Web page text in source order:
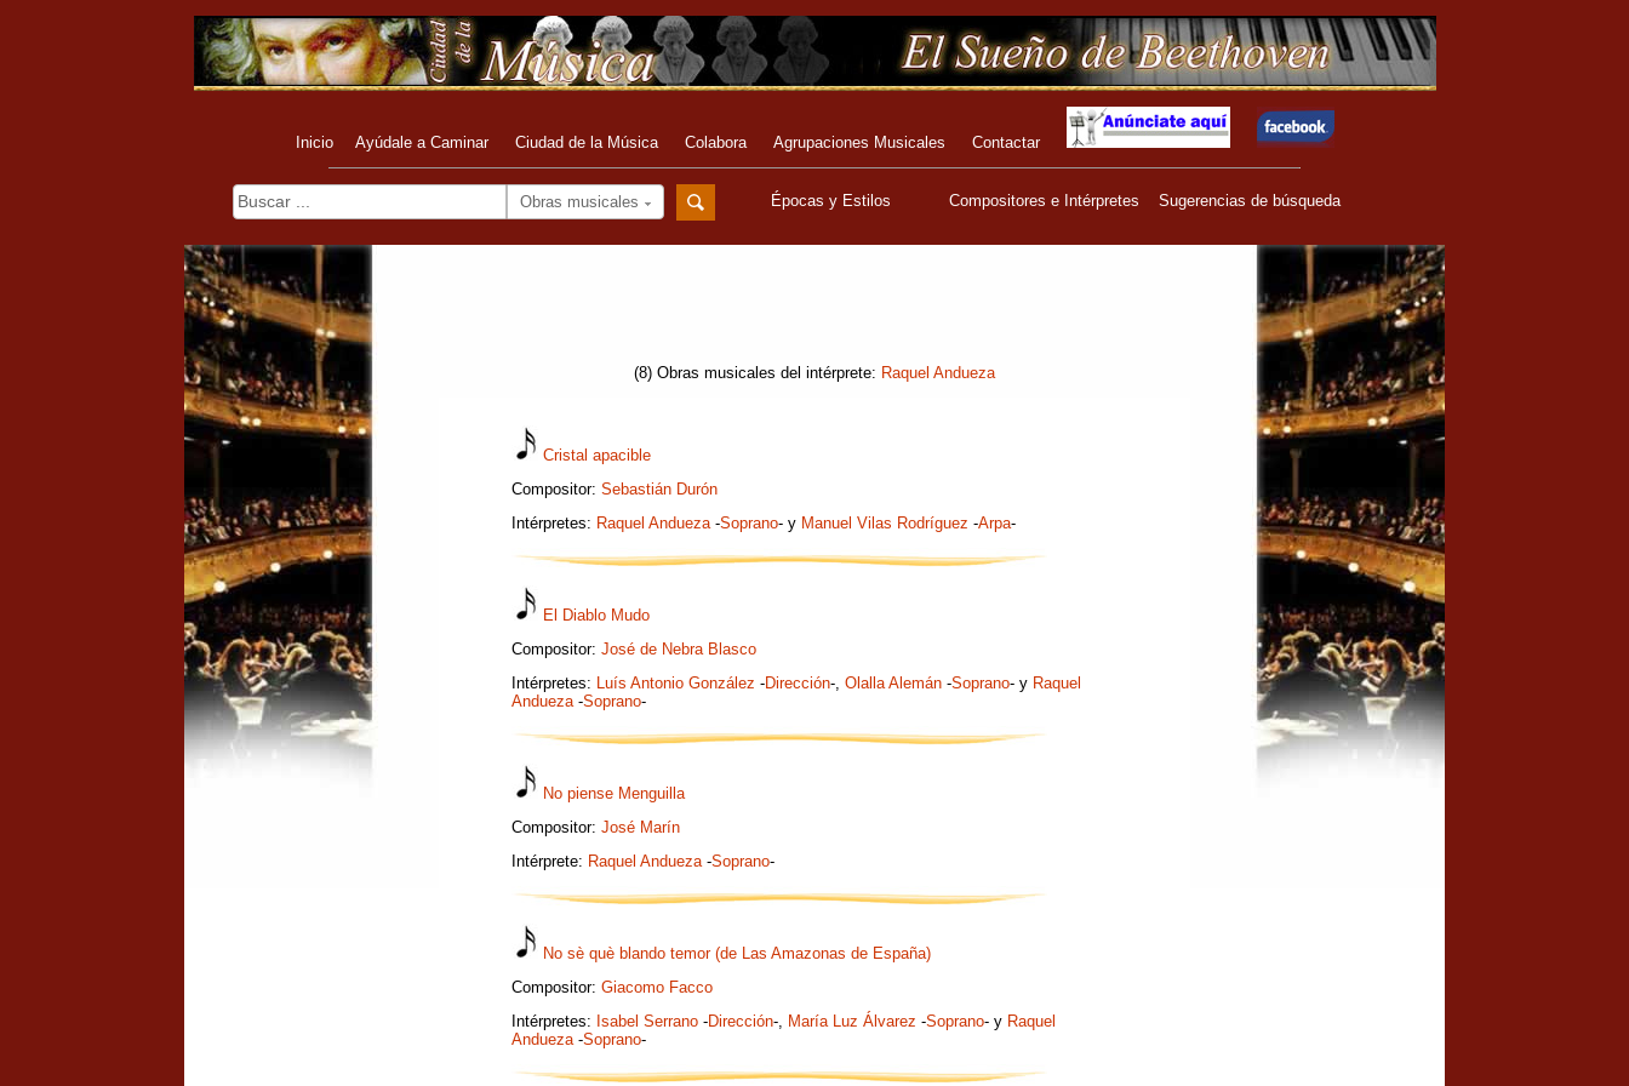
Inicio Ayúdale a Caminar Ciudad de la Música Colabora Agrupaciones Musicales Contactar
Obras musicales Épocas y Estilos Compositores e Intérpretes Sugerencias de búsqueda
(8) Obras musicales del intérprete: Raquel Andueza
Cristal apacible
Compositor: Sebastián Durón
Intérpretes: Raquel Andueza-Soprano- y Manuel Vilas Rodríguez -Arpa-
El Diablo Mudo
Compositor: José de Nebra Blasco
Intérpretes: Luís Antonio González -Dirección-, Olalla Alemán -Soprano- y Raquel
Andueza-Soprano-
No piense Menguilla
Compositor: José Marín
Intérprete: Raquel Andueza-Soprano-
No sè què blando temor (de Las Amazonas de España)
Compositor: Giacomo Facco
Intérpretes: Isabel Serrano -Dirección-, María Luz Álvarez -Soprano- y Raquel
Andueza-Soprano-